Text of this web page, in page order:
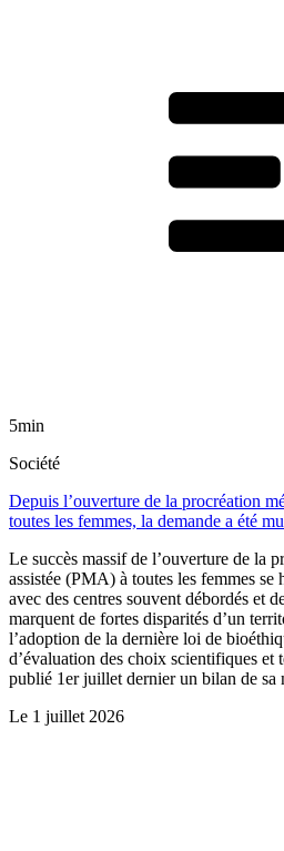
5min
Société
Depuis l’ouverture de la procréation
toutes les femmes, la demande a été
Le succès massif de l’ouverture de la
assistée (PMA) à toutes les femmes se
avec des centres souvent débordés et
marquent de fortes disparités d’un
l’adoption de la dernière loi de
d’évaluation des choix scientifiques et
publié 1er juillet dernier un bilan de sa
Le 1 juillet 2026